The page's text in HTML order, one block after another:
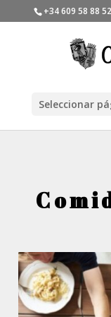
+34 609 58 88 52
Seleccionar